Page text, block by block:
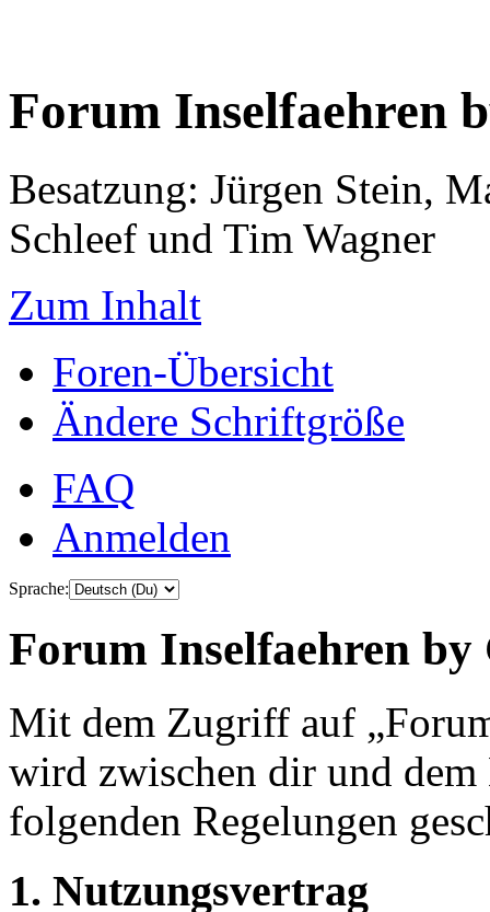
Forum Inselfaehren
Besatzung: Jürgen Stein,
Schleef und Tim Wagner
Zum Inhalt
Foren-Übersicht
Ändere Schriftgröße
FAQ
Anmelden
Sprache:
Forum Inselfaehren
Mit dem Zugriff auf
wird zwischen dir und
folgenden Regelungen
1. Nutzungsvertrag